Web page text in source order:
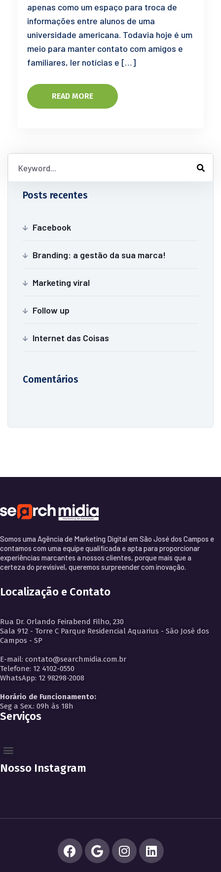
apenas como um espaço para troca de
informações entre alunos de uma
universidade americana. Todavia hoje é um
meio para manter contato com amigos e
familiares, ler notícias e […]
READ MORE
Posts recentes
Facebook
Branding: a gestão da sua marca!
Marketing viral
Follow up
Internet das Coisas
Comentários
Somos uma Agência de Marketing Digital em São José dos Campos e
contamos com uma equipe qualificada e apta para proporcionar
experiências marcantes a nossos clientes, porque mais que a
certeza do previsível, queremos surpreender com inovação.
Localização e Contato
Rua Dr. Orlando Feirabend Filho, 230
Sala 912 - Torre C Parque Residencial Aquarius - São José dos
Campos - SP
E-mail: contato@searchmidia.com.br
Telefone: 12 4102-0550
WhatsApp: 12 98298-2008
Horário de Funcionamento:
Seg a Sex.: 09h às 18h
Serviços
Nosso Instagram